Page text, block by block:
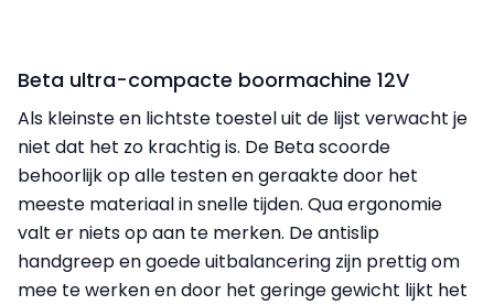
Beta ultra-compacte boormachine 12V
Als kleinste en lichtste toestel uit de lijst verwacht je
niet dat het zo krachtig is. De Beta scoorde
behoorlijk op alle testen en geraakte door het
meeste materiaal in snelle tijden. Qua ergonomie
valt er niets op aan te merken. De antislip
handgreep en goede uitbalancering zijn prettig om
mee te werken en door het geringe gewicht lijkt het